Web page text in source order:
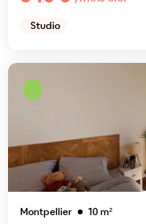
Studio
Montpellier 10m²